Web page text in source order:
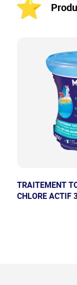
TRAITEMENT
CHLORE ACTIF